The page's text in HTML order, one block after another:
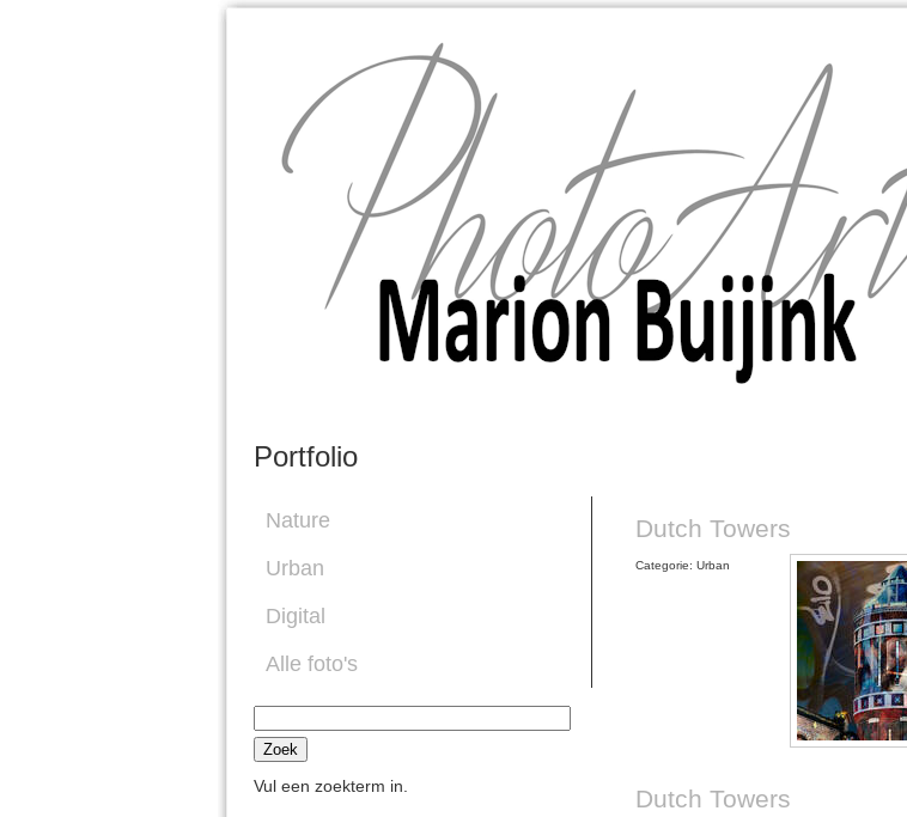
Portfolio
Nature
Urban
Digital
Alle foto's
Vul een zoekterm in.
Dutch Towers
Categorie: Urban
Dutch Towers